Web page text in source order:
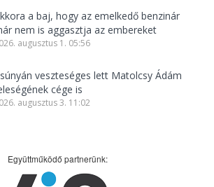
a baj, hogy az emelkedő benzinár
nem is aggasztja az embereket
augusztus 1. 05:56
veszteséges lett Matolcsy Ádám
cége is
augusztus 3. 11:02
Együttműködő partnerünk: